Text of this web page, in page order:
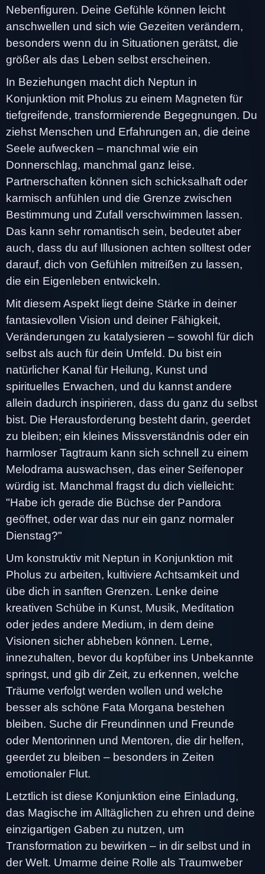
Nebenfiguren. Deine Gefühle können leicht
anschwellen und sich wie Gezeiten verändern,
besonders wenn du in Situationen gerätst, die
größer als das Leben selbst erscheinen.
In Beziehungen macht dich Neptun in
Konjunktion mit Pholus zu einem Magneten für
tiefgreifende, transformierende Begegnungen. Du
ziehst Menschen und Erfahrungen an, die deine
Seele aufwecken – manchmal wie ein
Donnerschlag, manchmal ganz leise.
Partnerschaften können sich schicksalhaft oder
karmisch anfühlen und die Grenze zwischen
Bestimmung und Zufall verschwimmen lassen.
Das kann sehr romantisch sein, bedeutet aber
auch, dass du auf Illusionen achten solltest oder
darauf, dich von Gefühlen mitreißen zu lassen,
die ein Eigenleben entwickeln.
Mit diesem Aspekt liegt deine Stärke in deiner
fantasievollen Vision und deiner Fähigkeit,
Veränderungen zu katalysieren – sowohl für dich
selbst als auch für dein Umfeld. Du bist ein
natürlicher Kanal für Heilung, Kunst und
spirituelles Erwachen, und du kannst andere
allein dadurch inspirieren, dass du ganz du selbst
bist. Die Herausforderung besteht darin, geerdet
zu bleiben; ein kleines Missverständnis oder ein
harmloser Tagtraum kann sich schnell zu einem
Melodrama auswachsen, das einer Seifenoper
würdig ist. Manchmal fragst du dich vielleicht:
"Habe ich gerade die Büchse der Pandora
geöffnet, oder war das nur ein ganz normaler
Dienstag?"
Um konstruktiv mit Neptun in Konjunktion mit
Pholus zu arbeiten, kultiviere Achtsamkeit und
übe dich in sanften Grenzen. Lenke deine
kreativen Schübe in Kunst, Musik, Meditation
oder jedes andere Medium, in dem deine
Visionen sicher abheben können. Lerne,
innezuhalten, bevor du kopfüber ins Unbekannte
springst, und gib dir Zeit, zu erkennen, welche
Träume verfolgt werden wollen und welche
besser als schöne Fata Morgana bestehen
bleiben. Suche dir Freundinnen und Freunde
oder Mentorinnen und Mentoren, die dir helfen,
geerdet zu bleiben – besonders in Zeiten
emotionaler Flut.
Letztlich ist diese Konjunktion eine Einladung,
das Magische im Alltäglichen zu ehren und deine
einzigartigen Gaben zu nutzen, um
Transformation zu bewirken – in dir selbst und in
der Welt. Umarme deine Rolle als Traumweber